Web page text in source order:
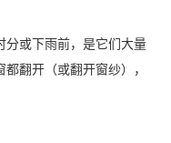
分或下雨前，是它们大量
翻开（或翻开窗纱），